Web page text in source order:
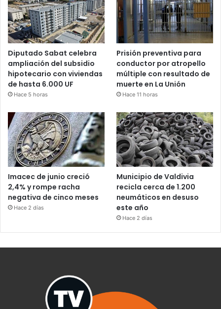
Diputado Sabat celebra
ampliación del subsidio
hipotecario con viviendas
de hasta 6.000 UF
Hace 5 horas
Prisión preventiva para
conductor por atropello
múltiple con resultado de
muerte en La Unión
Hace 11 horas
Imacec de junio creció
2,4% y rompe racha
negativa de cinco meses
Hace 2 días
Municipio de Valdivia
recicla cerca de 1.200
neumáticos en desuso
este año
Hace 2 días